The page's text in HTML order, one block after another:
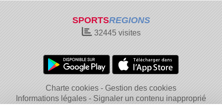
SPORTSREGIONS
32445visites
Charte cookies
Gestion des cookies
Informations légales
Signaler un contenu inapproprié